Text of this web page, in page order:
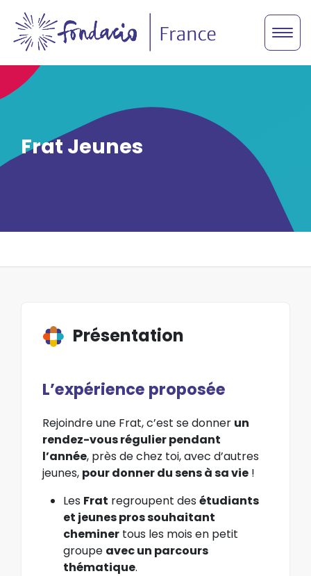
Frat Jeunes
Présentation
L’expérience proposée
Rejoindre une Frat, c’est se donner un
rendez-vous régulier pendant
l’année, près de chez toi, avec d’autres
jeunes, pour donner du sens à sa vie !
Les Frat regroupent des étudiants
et jeunes pros souhaitant
cheminer tous les mois en petit
groupe avec un parcours
thématique.